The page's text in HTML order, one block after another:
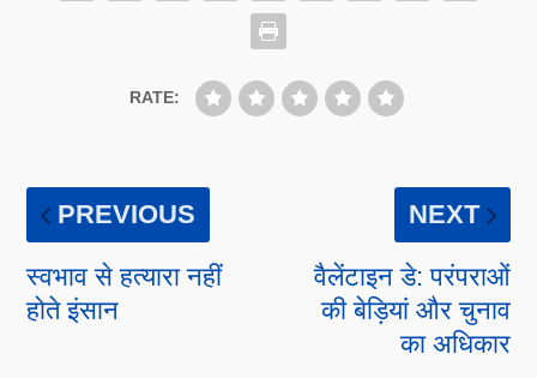
RATE:
PREVIOUS
स्वभाव से हत्यारा नहीं
होते इंसान
NEXT
वैलेंटाइन डे: परंपराओं
की बेड़ियां और चुनाव
का अधिकार